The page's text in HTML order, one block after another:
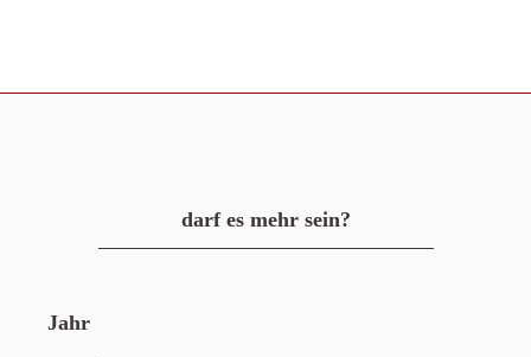
darf es mehr sein?
Jahr